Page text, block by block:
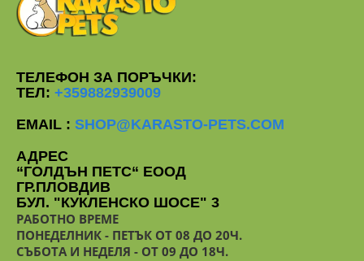
Ограничена наличност
ТЕЛЕФОН ЗА ПОРЪЧКИ:
ТЕЛ: +359882939009
EMAIL : SHOP@KARASTO-PETS.COM
АДРЕС
“ГОЛДЪН ПЕТС“ ЕООД
ГР.ПЛОВДИВ
БУЛ. "КУКЛЕНСКО ШОСЕ" 3
РАБОТНО ВРЕМЕ
ПОНЕДЕЛНИК - ПЕТЪК ОТ 08 ДО 20Ч.
СЪБОТА И НЕДЕЛЯ - ОТ 09 ДО 18Ч.